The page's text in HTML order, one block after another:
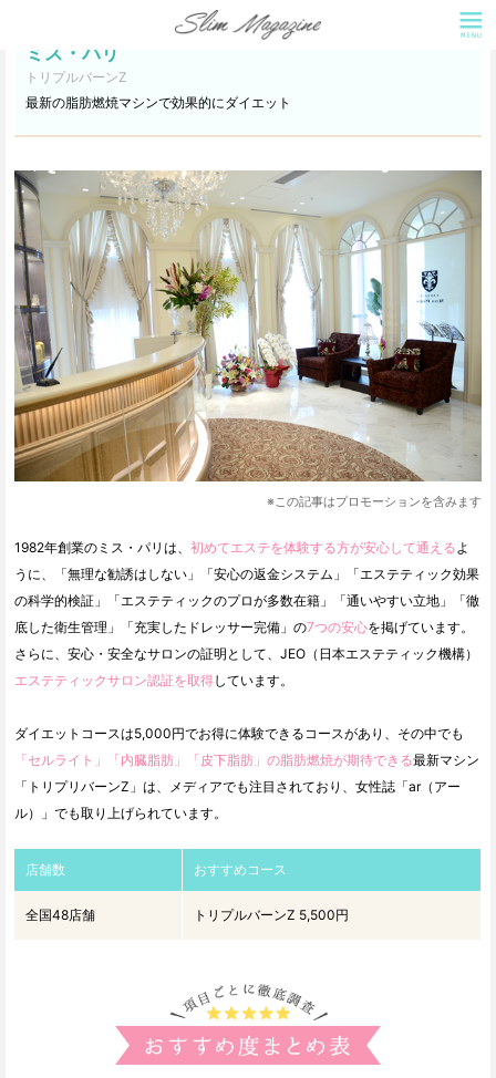
ミス・パリ
トリプルバーンZ
最新の脂肪燃焼マシンで効果的にダイエット
※この記事はプロモーションを含みます
1982年創業のミス・パリは、 初めてエステを体験する方が安心して通えるよ
うに、「無理な勧誘はしない」「安心の返金システム」「エステティック効果
の科学的検証」「エステティックのプロが多数在籍」「通いやすい立地」「徹
底した衛生管理」「充実したドレッサー完備」の7つの安心を掲げています。
さらに、安心・安全なサロンの証明として、JEO（日本エステティック機構）
エステティックサロン認証を取得しています。
ダイエットコースは5,000円でお得に体験できるコースがあり、その中でも
「セルライト」「内臓脂肪」「皮下脂肪」の脂肪燃焼が期待できる最新マシン
「トリプリバーンZ」は、メディアでも注目されており、女性誌「ar（アー
ル）」でも取り上げられています。
店舗数 おすすめコース
全国48店舗 トリプルバーンZ 5,500円